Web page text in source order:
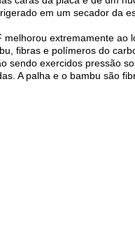
em um secador da
extremamente ao
fibras e polímeros do
sendo exercidos pressão
A palha e o bambu são